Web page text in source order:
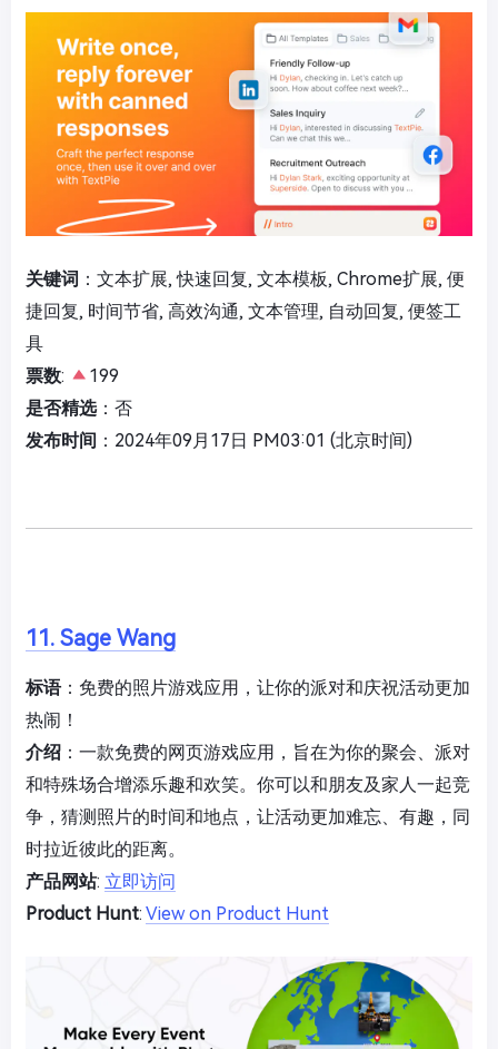
关键词 ：文本扩展, 快速回复, 文本模板, Chrome扩展, 便
捷回复, 时间节省, 高效沟通, 文本管理, 自动回复, 便签工
具
票数:
199
是否精选：否
发布时间 ：2024年09月17日 PM03:01 (北京时间)
11. Sage Wang
标语：免费的照片游戏应用，让你的派对和庆祝活动更加
热闹！
介绍 ：一款免费的网页游戏应用，旨在为你的聚会、派对
和特殊场合增添乐趣和欢笑。你可以和朋友及家人一起竞
争，猜测照片的时间和地点，让活动更加难忘、有趣，同
时拉近彼此的距离。
产品网站: 立即访问
Product Hunt: View on Product Hunt